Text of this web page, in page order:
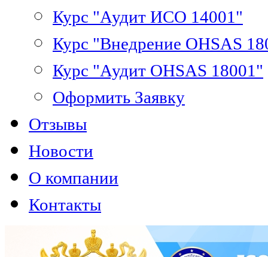
Курс "Аудит ИСО 14001"
Курс "Внедрение OHSAS
Курс "Аудит OHSAS 18001"
Оформить Заявку
Отзывы
Новости
О компании
Контакты